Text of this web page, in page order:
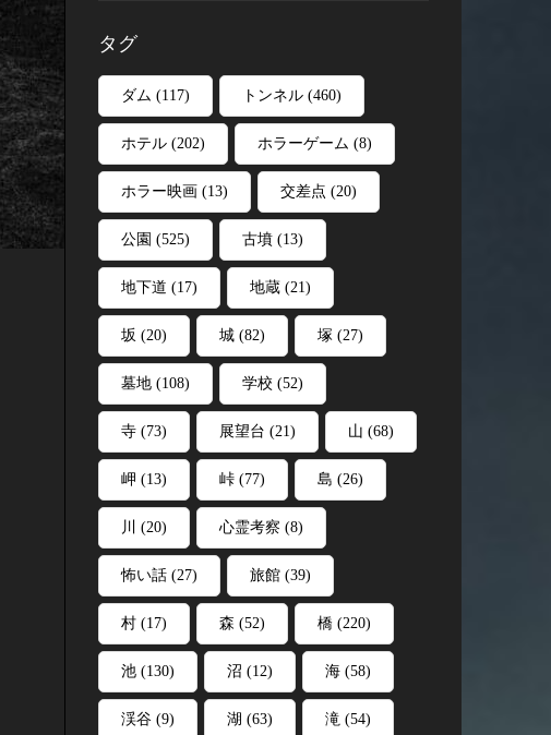
タグ
ダム (117) トンネル (460)
ホテル (202) ホラーゲーム (8)
ホラー映画 (13) 交差点 (20)
公園 (525) 古墳 (13)
地下道 (17) 地蔵 (21)
坂 (20) 城 (82) 塚 (27)
墓地 (108) 学校 (52)
寺 (73) 展望台 (21) 山 (68)
岬 (13) 峠 (77) 島 (26)
川 (20) 心霊考察 (8)
怖い話 (27) 旅館 (39)
村 (17) 森 (52) 橋 (220)
池 (130) 沼 (12) 海 (58)
渓谷 (9) 湖 (63) 滝 (54)